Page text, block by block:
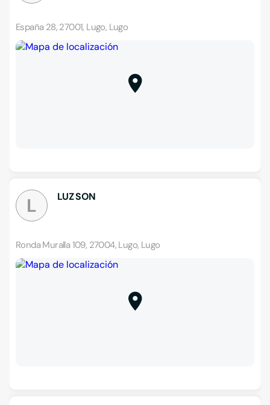
España 28, 27001, Lugo, Lugo
L LUZ SON
Ronda Muralla 109, 27004, Lugo, Lugo